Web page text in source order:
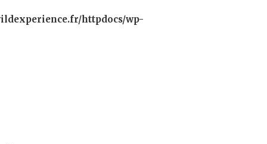
httpdocs/wp-